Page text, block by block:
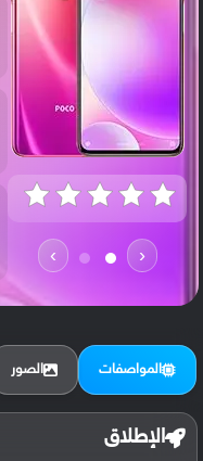
‹
›
المواصفات الصور
الإطلاق